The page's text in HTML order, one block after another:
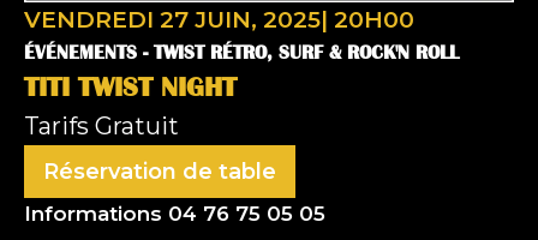
VENDREDI 27 JUIN, 2025| 20H00
ÉVÉNEMENTS -TWIST RÉTRO, SURF & ROCK'N ROLL
TITI TWIST NIGHT
Tarifs Gratuit
Réservation de table
Nom (Nécessaire)
Informations 04 76 75 05 05